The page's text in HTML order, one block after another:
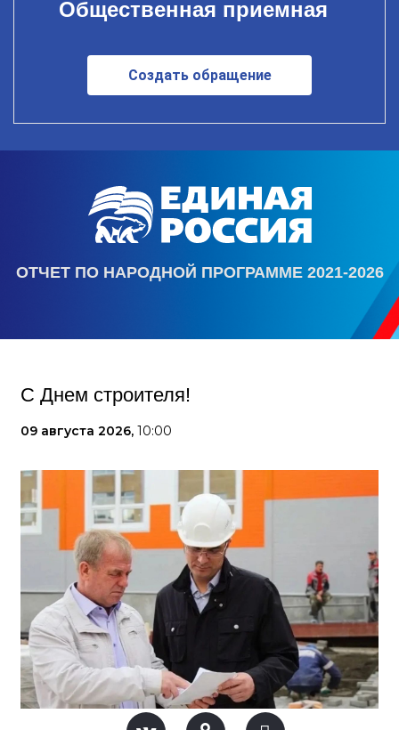
Общественная приемная
Создать обращение
ОТЧЕТ ПО НАРОДНОЙ ПРОГРАММЕ 2021-2026
С Днем строителя!
09 августа 2026, 10:00